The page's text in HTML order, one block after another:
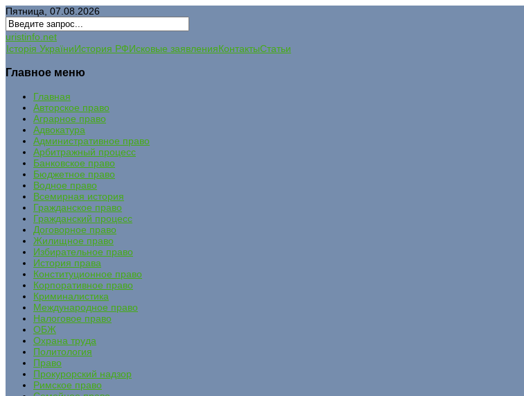
Пятница, 07.08.2026
uristinfo.net
Історія УкраїниИстория РФИсковые заявленияКонтактыСтатьи
Главное меню
Главная
Авторское право
Аграрное право
Адвокатура
Административное право
Арбитражный процесс
Банковское право
Бюджетное право
Водное право
Всемирная история
Гражданское право
Гражданский процесс
Договорное право
Жилищное право
Избирательное право
История права
Конституционное право
Корпоративное право
Криминалистика
Международное право
Налоговое право
ОБЖ
Охрана труда
Политология
Право
Прокурорский надзор
Римское право